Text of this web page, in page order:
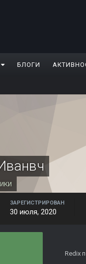
БЛОГИ
ЗАРЕГИСТРИРОВАН
30 июля, 2020
Redix